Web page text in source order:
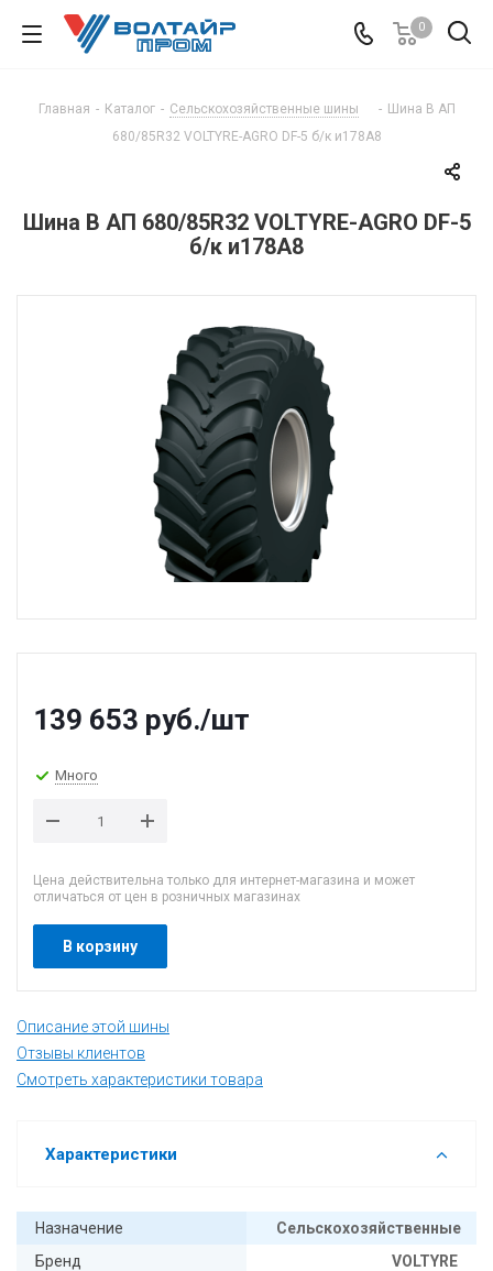
0
Главная - Каталог - Сельскохозяйственные шины - Шина В АП
680/85R32 VOLTYRE-AGRO DF-5 б/к и178А8
Шина В АП 680/85R32 VOLTYRE-AGRO DF-5
б/к и178А8
139 653 руб./шт
Много
Цена действительна только для интернет-магазина и может
отличаться от цен в розничных магазинах
В корзину
Описание этой шины
Отзывы клиентов
Смотреть характеристики товара
Характеристики
Назначение
Сельскохозяйственные
Бренд
VOLTYRE